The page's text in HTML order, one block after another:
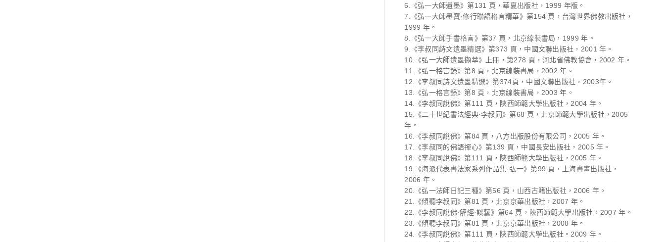
6.《弘一大師遺墨》第131 頁，華夏出版社，1999 年版。
7.《弘一大師墨寶·修行聯語格言精華》第154 頁，台灣世界佛教出版社，
1999 年。
8.《弘一大師手書格言》第37 頁，北京線裝書局，1999 年。
9.《李叔同詩文遺墨精選》第373 頁，中國文聯出版社，2001 年。
10.《弘一大師遺墨擷萃》上冊，第278 頁，河北省佛教協會，2002 年。
11.《弘一格言錄》第8 頁，北京線裝書局，2002 年。
12.《李叔同詩文遺墨精選》第374頁，中國文聯出版社，2003年。
13.《弘一格言錄》第8 頁，北京線裝書局，2003 年。
14.《李叔同說佛》第111 頁，陝西師範大學出版社，2004 年。
15.《二十世紀書法經典·李叔同》第68 頁，北京師範大學出版社，2005
年。
16.《李叔同說佛》第84 頁，八方出版股份有限公司，2005 年。
17.《李叔同的佛語禪心》第139 頁，中國長安出版社，2005 年。
18.《李叔同說佛》第111 頁，陝西師範大學出版社，2005 年。
19.《海派代表書法家系列作品集·弘一》第99 頁，上海書畫出版社，
2006 年。
20.《弘一法師日記三種》第56 頁，山西古籍出版社，2006 年。
21.《傾聽李叔同》第81 頁，北京京華出版社，2007 年。
22.《李叔同說佛·解經·談藝》第64 頁，陝西師範大學出版社，2007 年。
23.《傾聽李叔同》第81 頁，北京京華出版社，2008 年。
24.《李叔同說佛》第111 頁，陝西師範大學出版社。2009 年。